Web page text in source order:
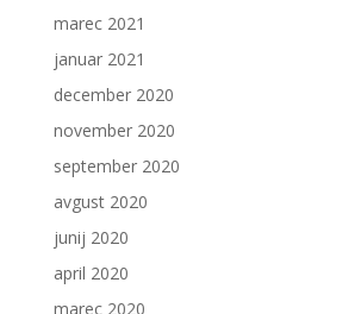
marec 2021
januar 2021
december 2020
november 2020
september 2020
avgust 2020
junij 2020
april 2020
marec 2020